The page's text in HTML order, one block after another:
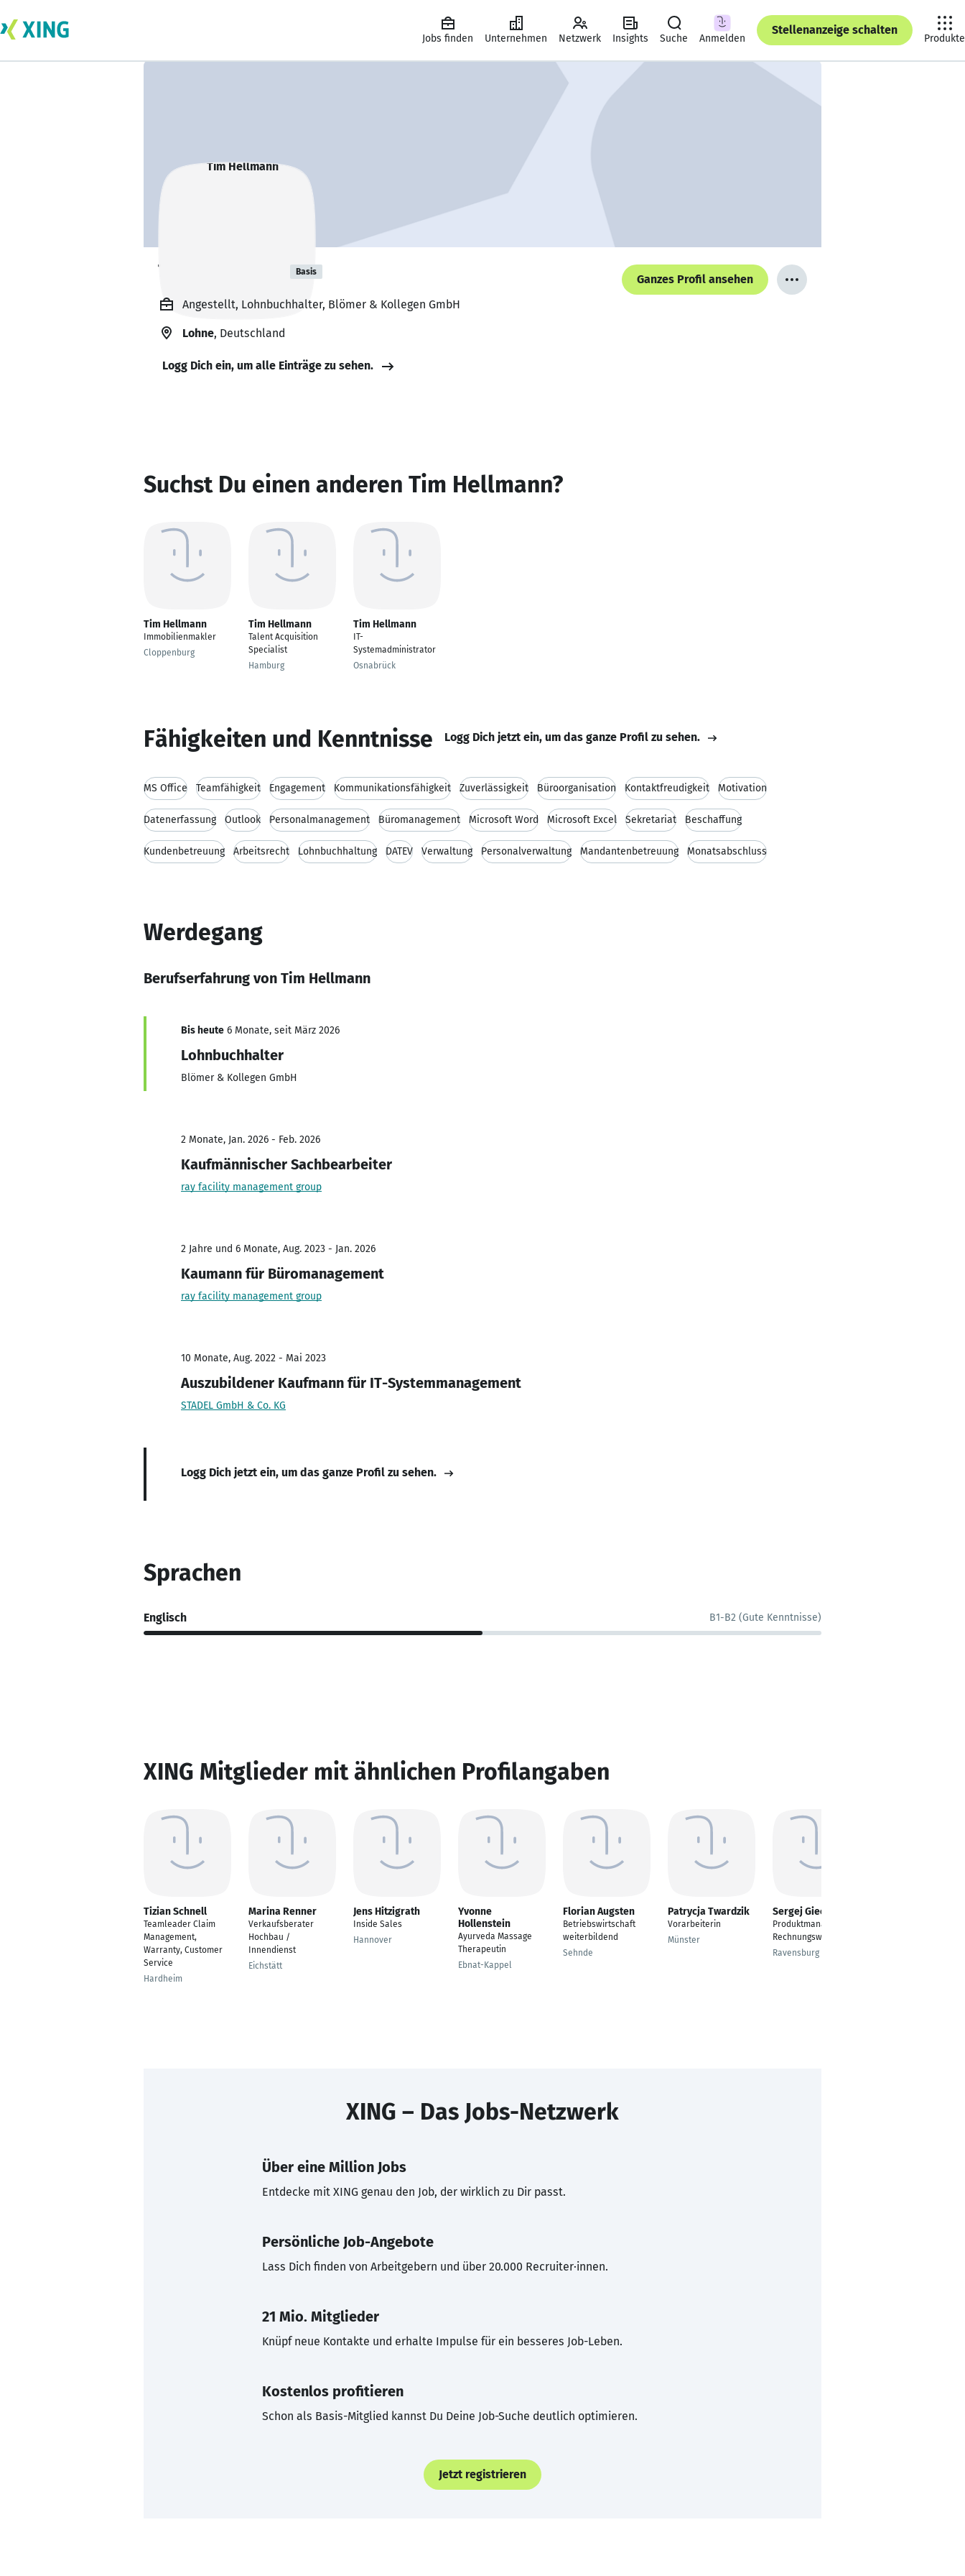
Jobs finden Unternehmen Netzwerk Insights Suche Anmelden
Stellenanzeige schalten
Produkte
Tim Hellmann Basis
Ganzes Profil ansehen
Angestellt, Lohnbuchhalter, Blömer & Kollegen GmbH
Lohne, Deutschland
Logg Dich ein, um alle Einträge zu sehen.
Suchst Du einen anderen Tim Hellmann?
Tim Hellmann
Immobilienmakler
Cloppenburg
Tim Hellmann
Talent Acquisition
Specialist
Hamburg
Tim Hellmann
IT-
Systemadministrator
Osnabrück
Fähigkeiten und Kenntnisse Logg Dich jetzt ein, um das ganze Profil zu sehen.
MS Office Teamfähigkeit Engagement Kommunikationsfähigkeit Zuverlässigkeit Büroorganisation Kontaktfreudigkeit Motivation
Datenerfassung Outlook Personalmanagement Büromanagement Microsoft Word Microsoft Excel Sekretariat Beschaffung
Kundenbetreuung Arbeitsrecht Lohnbuchhaltung DATEV Verwaltung Personalverwaltung Mandantenbetreuung Monatsabschluss
Werdegang
Berufserfahrung von Tim Hellmann
Bis heute 6 Monate, seit März 2026
Lohnbuchhalter
Blömer & Kollegen GmbH
2 Monate, Jan. 2026 - Feb. 2026
Kaufmännischer Sachbearbeiter
ray facility management group
2 Jahre und 6 Monate, Aug. 2023 - Jan. 2026
Kaumann für Büromanagement
ray facility management group
10 Monate, Aug. 2022 - Mai 2023
Auszubildener Kaufmann für IT-Systemmanagement
STADEL GmbH & Co. KG
Logg Dich jetzt ein, um das ganze Profil zu sehen.
Sprachen
Englisch B1-B2 (Gute Kenntnisse)
XING Mitglieder mit ähnlichen Profilangaben
Tizian Schnell
Teamleader Claim
Management,
Warranty, Customer
Service
Hardheim
Marina Renner
Verkaufsberater
Hochbau /
Innendienst
Eichstätt
Jens Hitzigrath
Inside Sales
Hannover
Yvonne
Hollenstein
Ayurveda Massage
Therapeutin
Ebnat-Kappel
Florian Augsten
Betriebswirtschaft
weiterbildend
Sehnde
Patrycja Twardzik
Vorarbeiterin
Münster
Sergej Giechel
Produktmanager
Rechnungswesen
Ravensburg
XING – Das Jobs-Netzwerk
Über eine Million Jobs
Entdecke mit XING genau den Job, der wirklich zu Dir passt.
Persönliche Job-Angebote
Lass Dich finden von Arbeitgebern und über 20.000 Recruiter·innen.
21 Mio. Mitglieder
Knüpf neue Kontakte und erhalte Impulse für ein besseres Job-Leben.
Kostenlos profitieren
Schon als Basis-Mitglied kannst Du Deine Job-Suche deutlich optimieren.
Jetzt registrieren